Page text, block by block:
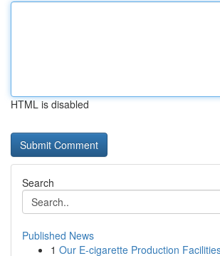
HTML is disabled
Search
Published News
1 Our E-cigarette Production